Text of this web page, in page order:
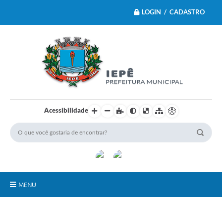
LOGIN / CADASTRO
Acessibilidade
MENU